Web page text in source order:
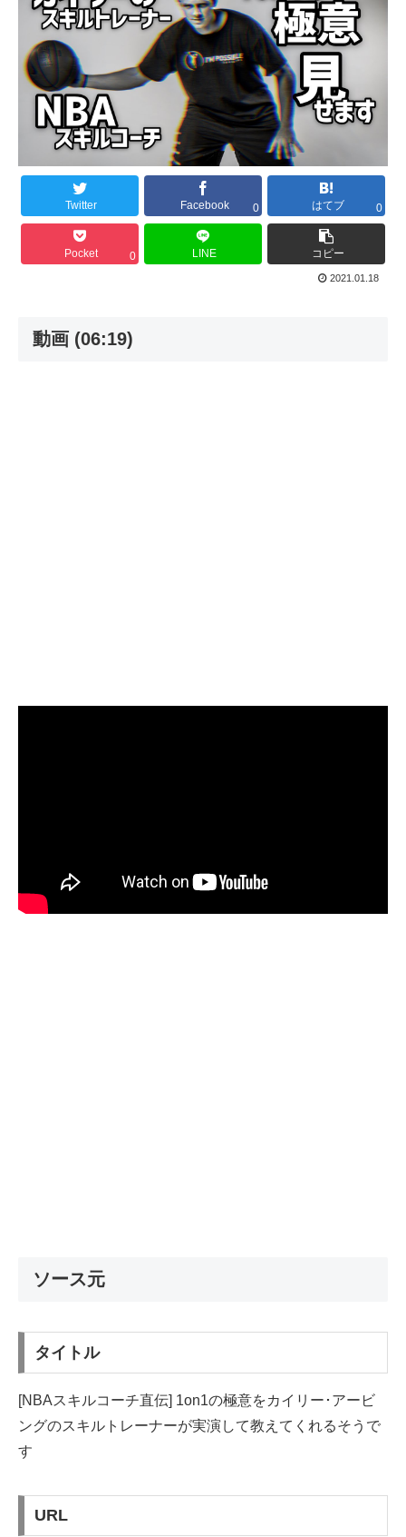
Twitter Facebook 0 はてブ 0
Pocket 0 LINE コピー
2021.01.18
動画 (06:19)
ソース元
タイトル
[NBAスキルコーチ直伝] 1on1の極意をカイリー･アービ
ングのスキルトレーナーが実演して教えてくれるそうで
す
URL